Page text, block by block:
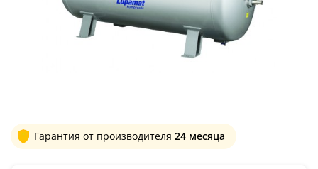
Гарантия от производителя 24 месяца